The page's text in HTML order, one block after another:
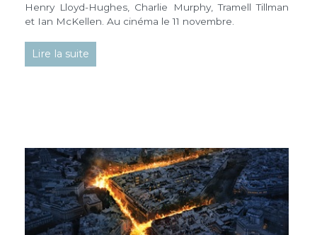
Henry Lloyd-Hughes, Charlie Murphy, Tramell Tillman
et Ian McKellen. Au cinéma le 11 novembre.
Lire la suite